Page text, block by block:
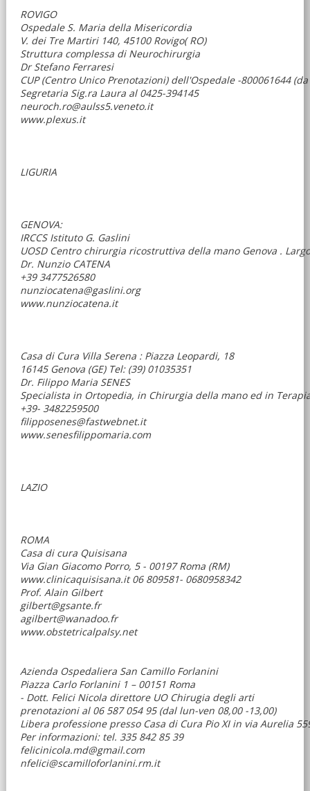
ROVIGO
Ospedale S. Maria della Misericordia
V. dei Tre Martiri 140, 45100 Rovigo( RO)
Struttura complessa di Neurochirurgia
Dr Stefano Ferraresi
CUP (Centro Unico Prenotazioni) dell'Ospedale -800061644
Segretaria Sig.ra Laura al 0425-394145
neuroch.ro@aulss5.veneto.it
www.plexus.it
LIGURIA
GENOVA:
IRCCS Istituto G. Gaslini
UOSD Centro chirurgia ricostruttiva della mano Genova .
Dr. Nunzio CATENA
+39 3477526580
nunziocatena@gaslini.org
www.nunziocatena.it
Casa di Cura Villa Serena : Piazza Leopardi, 18
16145 Genova (GE) Tel: (39) 01035351
Dr. Filippo Maria SENES
Specialista in Ortopedia, in Chirurgia della mano ed in
+39- 3482259500
filipposenes@fastwebnet.it
www.senesfilippomaria.com
LAZIO
ROMA
Casa di cura Quisisana
Via Gian Giacomo Porro, 5 - 00197 Roma (RM)
www.clinicaquisisana.it 06 809581- 0680958342
Prof. Alain Gilbert
gilbert@gsante.fr
agilbert@wanadoo.fr
www.obstetricalpalsy.net
Azienda Ospedaliera San Camillo Forlanini
Piazza Carlo Forlanini 1 – 00151 Roma
- Dott. Felici Nicola direttore UO Chirugia degli arti
prenotazioni al 06 587 054 95 (dal lun-ven 08,00 -13,00)
Libera professione presso Casa di Cura Pio XI in via Aurelia
Per informazioni: tel. 335 842 85 39
felicinicola.md@gmail.com
nfelici@scamilloforlanini.rm.it